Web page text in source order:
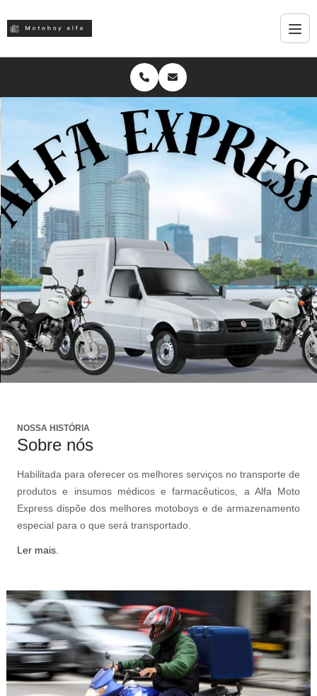
NOSSA HISTÓRIA
Sobre nós
Habilitada para oferecer os melhores serviços no transporte de
produtos e insumos médicos e farmacêuticos, a Alfa Moto
Express dispõe dos melhores motoboys e de armazenamento
especial para o que será transportado.
Ler mais.